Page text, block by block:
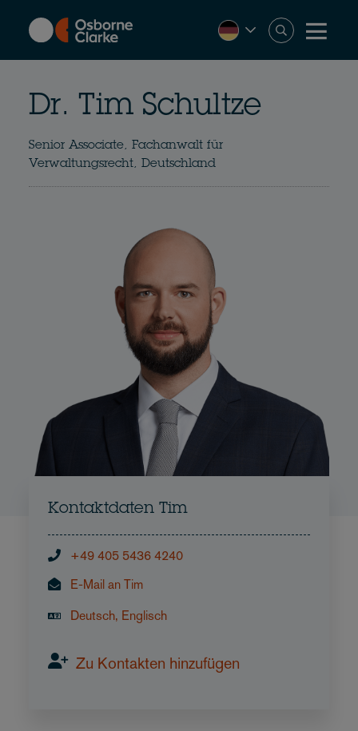
content
Dr. Tim Schultze
Senior Associate, Fachanwalt für
Verwaltungsrecht, Deutschland
Kontaktdaten Tim
+49 405 5436 4240
E-Mail an Tim
Deutsch, Englisch
Zu Kontakten hinzufügen